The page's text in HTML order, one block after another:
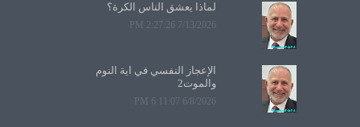
لماذا يعشق الناس الكرة؟
7/13/2026 2:27:26 PM
الإعجاز النفسي في آية النوم
والموت2
6/8/2026 6:11:07 PM